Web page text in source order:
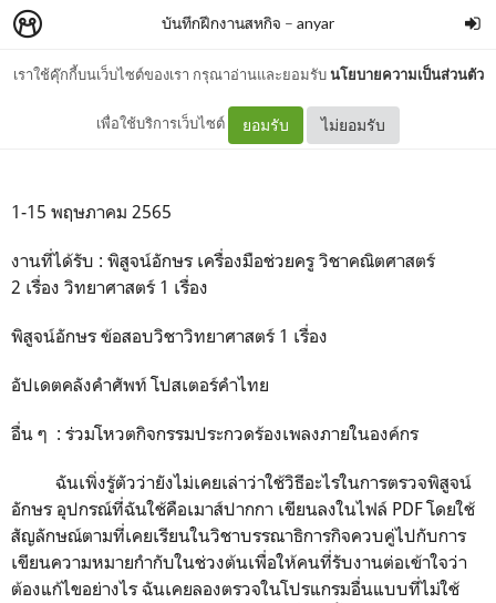
เราใช้คุ๊กกี้บนเว็บไซต์ของเรา กรุณาอ่านและยอมรับนโยบายความเป็นส่วนตัว
เพื่อใช้บริการเว็บไซต์ ยอมรับ ไม่ยอมรับ
บันทึกฝึกงานสหกิจ – anyar
May_Part 1
1-15 พฤษภาคม 2565
งานที่ได้รับ : พิสูจน์อักษร เครื่องมือช่วยครู วิชาคณิตศาสตร์
2 เรื่อง วิทยาศาสตร์ 1 เรื่อง
พิสูจน์อักษร ข้อสอบวิชาวิทยาศาสตร์ 1 เรื่อง
อัปเดตคลังคำศัพท์ โปสเตอร์คำไทย
อื่น ๆ : ร่วมโหวตกิจกรรมประกวดร้องเพลงภายในองค์กร
ฉันเพิ่งรู้ตัวว่ายังไม่เคยเล่าว่าใช้วิธีอะไรในการตรวจพิสูจน์
อักษร อุปกรณ์ที่ฉันใช้คือเมาส์ปากกา เขียนลงในไฟล์ PDFโดยใช้
สัญลักษณ์ตามที่เคยเรียนในวิชาบรรณาธิการกิจควบคู่ไปกับการ
เขียนความหมายกำกับในช่วงต้นเพื่อให้คนที่รับงานต่อเข้าใจว่า
ต้องแก้ไขอย่างไร ฉันเคยลองตรวจในโปรแกรมอื่นแบบที่ไม่ใช้